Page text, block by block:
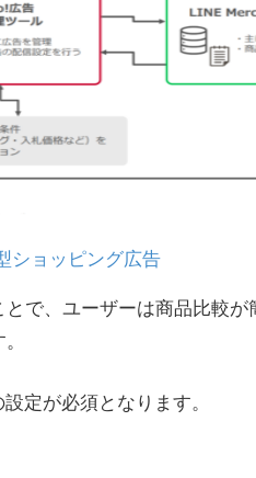
ショッピング広告
で、ユーザーは商品比較
定が必須となります。